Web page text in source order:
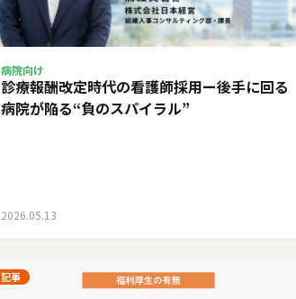
病院向け
診療報酬改定時代の看護師採用ー後手に回る
病院が陥る“負のスパイラル”
2026.05.13
記事